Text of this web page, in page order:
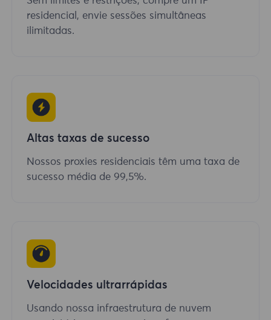
residencial, envie sessões simultâneas
ilimitadas.
Altas taxas de sucesso
Nossos proxies residenciais têm uma taxa de
sucesso média de 99,5%.
Velocidades ultrarrápidas
Usando nossa infraestrutura de nuvem